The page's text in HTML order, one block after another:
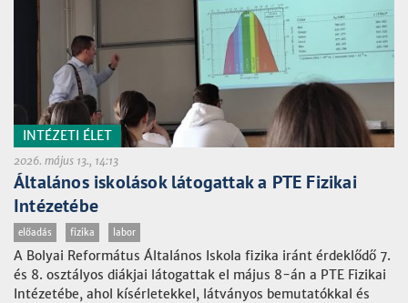
INTÉZETI ÉLET
2026. május 13., 14:13
Általános iskolások látogattak a PTE Fizikai
Intézetébe
előadás fizika labor
A Bolyai Református Általános Iskola fizika iránt érdeklődő 7.
és 8. osztályos diákjai látogattak el május 8-án a PTE Fizikai
Intézetébe, ahol kísérletekkel, látványos bemutatókkal és